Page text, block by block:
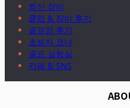
최신 장비
클럽 & 장비 후기
골프장 후기
초보자 코너
골프 실험실
카페 & SNS